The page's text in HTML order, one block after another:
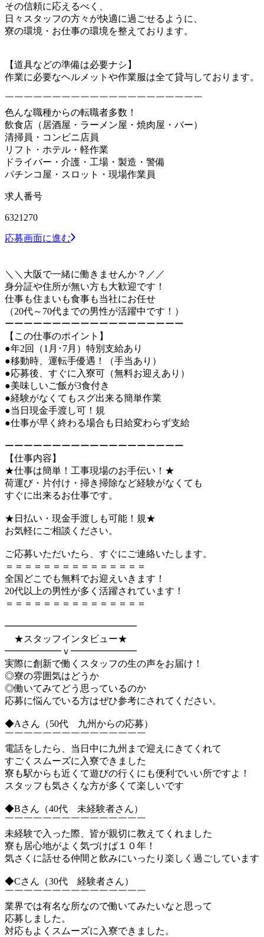
その信頼に応えるべく、
日々スタッフの方々が快適に過ごせるように、
寮の環境・お仕事の環境を整えております。
【道具などの準備は必要ナシ】
作業に必要なヘルメットや作業服は全て貸与しております。
￣￣￣￣￣￣￣￣￣￣￣￣￣￣￣￣￣￣￣￣￣
色んな職種からの転職者多数！
飲食店（居酒屋・ラーメン屋・焼肉屋・バー）
清掃員・コンビニ店員
リフト・ホテル・軽作業
ドライバー・介護・工場・製造・警備
パチンコ屋・スロット・現場作業員
求人番号
6321270
応募画面に進む
＼＼大阪で一緒に働きませんか？／／
身分証や住所が無い方も大歓迎です！
仕事も住まいも食事も当社にお任せ
（20代～70代までの男性が活躍中です！）
ーーーーーーーーーーーーーーーーーーー
【この仕事のポイント】
●年2回（1月･7月）特別支給あり
●移動時、運転手優遇！（手当あり）
●応募後、すぐに入寮可（無料お迎えあり）
●美味しいご飯が3食付き
●経験がなくてもスグ出来る簡単作業
●当日現金手渡し可！規
●仕事が早く終わる場合も日給変わらず支給
ーーーーーーーーーーーーーーーーーーー
【仕事内容】
★仕事は簡単！工事現場のお手伝い！★
荷運び・片付け・掃き掃除など経験がなくても
すぐに出来るお仕事です。
★日払い・現金手渡しも可能！規★
お気軽にご相談ください。
ご応募いただいたら、すぐにご連絡いたします。
＝＝＝＝＝＝＝＝＝＝＝＝＝＝＝
全国どこでも無料でお迎えいきます！
20代以上の男性が多く活躍されています！
＝＝＝＝＝＝＝＝＝＝＝＝＝＝＝
━━━━━━━━━━━━━━
★スタッフインタビュー★
━━━━━━ｖ━━━━━━━
実際に創新で働くスタッフの生の声をお届け！
◎寮の雰囲気はどうか
◎働いてみてどう思っているのか
応募に悩んでいる方はぜひ参考にされてください。
◆Aさん（50代 九州からの応募）
￣￣￣￣￣￣￣￣￣￣￣￣￣￣￣
電話をしたら、当日中に九州まで迎えにきてくれて
すごくスムーズに入寮できました
寮も駅からも近くて遊びの行くにも便利でいい所ですよ！
スタッフも気さくな方が多くて楽しいです
◆Bさん（40代 未経験者さん）
￣￣￣￣￣￣￣￣￣￣￣￣￣￣￣
未経験で入った際、皆が親切に教えてくれました
寮も居心地がよく気づけば１０年！
気さくに話せる仲間と飲みにいったり楽しく過ごしています
◆Cさん（30代 経験者さん）
￣￣￣￣￣￣￣￣￣￣￣￣￣￣￣
業界では有名な所なので働いてみたいなと思って
応募しました。
対応もよくスムーズに入寮できました。